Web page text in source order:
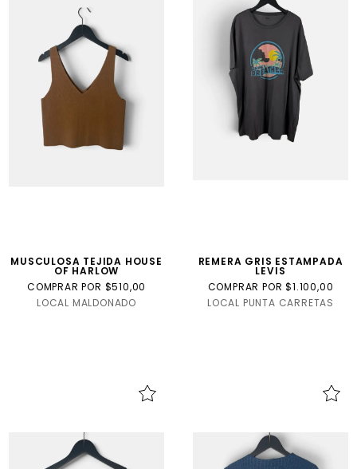
MUSCULOSA TEJIDA HOUSE
OF HARLOW
COMPRAR POR $510,00
LOCAL MALDONADO
REMERA GRIS ESTAMPADA
LEVIS
COMPRAR POR $1.100,00
LOCAL PUNTA CARRETAS